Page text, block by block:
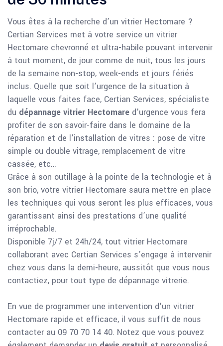
Vous êtes à la recherche d’un vitrier Hectomare ?
Certian Services met à votre service un vitrier
Hectomare chevronné et ultra-habile pouvant intervenir
à tout moment, de jour comme de nuit, tous les jours
de la semaine non-stop, week-ends et jours fériés
inclus. Quelle que soit l’urgence de la situation à
laquelle vous faites face, Certian Services, spécialiste
du dépannage vitrier Hectomare d'urgence vous fera
profiter de son savoir-faire dans le domaine de la
réparation et de l’installation de vitres : pose de vitre
simple ou double vitrage, remplacement de vitre
cassée, etc…
Grâce à son outillage à la pointe de la technologie et à
son brio, votre vitrier Hectomare saura mettre en place
les techniques qui vous seront les plus efficaces, vous
garantissant ainsi des prestations d’une qualité
irréprochable.
Disponible 7j/7 et 24h/24, tout vitrier Hectomare
collaborant avec Certian Services s’engage à intervenir
chez vous dans la demi-heure, aussitôt que vous nous
contactiez, pour tout type de dépannage vitrerie.
En vue de programmer une intervention d'un vitrier
Hectomare rapide et efficace, il vous suffit de nous
contacter au 09 70 70 14 40. Notez que vous pouvez